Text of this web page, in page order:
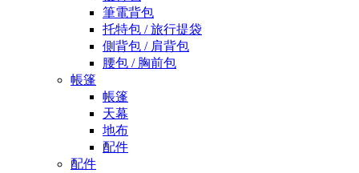
筆電背包
托特包 / 旅行提袋
側背包 / 肩背包
腰包 / 胸前包
帳篷
帳篷
天幕
地布
配件
配件